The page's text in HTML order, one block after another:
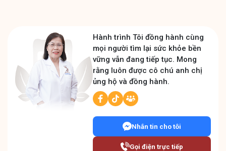
Hành trình Tôi đồng hành cùng
mọi người tìm lại sức khỏe bền
vững vẫn đang tiếp tục. Mong
rằng luôn được cô chú anh chị
ủng hộ và đồng hành.
Nhắn tin cho tôi
Gọi điện trực tiếp